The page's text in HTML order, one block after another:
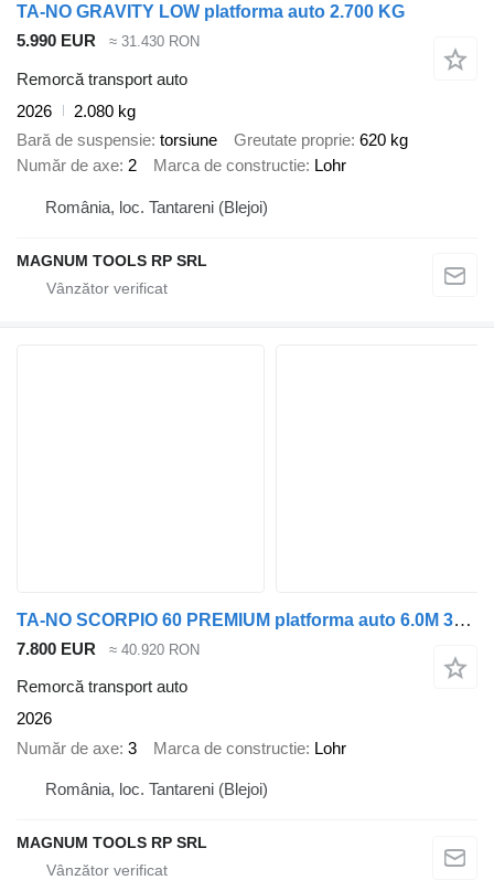
TA-NO GRAVITY LOW platforma auto 2.700 KG
5.990 EUR
≈ 31.430 RON
Remorcă transport auto
2026
2.080 kg
Bară de suspensie torsiune Greutate proprie 620 kg
Număr de axe 2 Marca de constructie Lohr
România, loc. Tantareni (Blejoi)
MAGNUM TOOLS RP SRL
TA-NO SCORPIO 60 PREMIUM platforma auto 6.0M 3500 KG
7.800 EUR ≈ 40.920 RON
Remorcă transport auto
2026
Număr de axe 3 Marca de constructie Lohr
România, loc. Tantareni (Blejoi)
MAGNUM TOOLS RP SRL